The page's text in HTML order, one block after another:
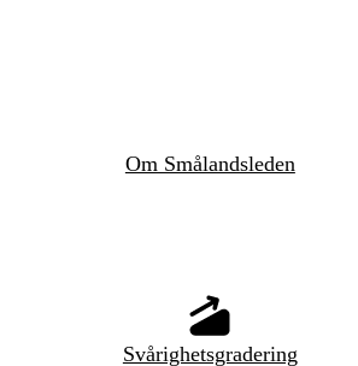
Om Smålandsleden
Svårighetsgradering